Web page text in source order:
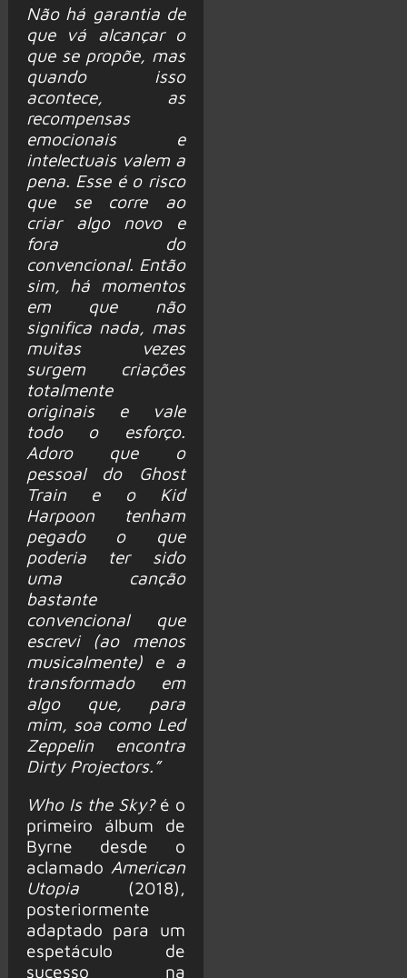
Não há garantia de
que vá alcançar o
que se propõe, mas
quando isso
acontece, as
recompensas
emocionais e
intelectuais valem a
pena. Esse é o risco
que se corre ao
criar algo novo e
fora do
convencional. Então
sim, há momentos
em que não
significa nada, mas
muitas vezes
surgem criações
totalmente
originais e vale
todo o esforço.
Adoro que o
pessoal do Ghost
Train e o Kid
Harpoon tenham
pegado o que
poderia ter sido
uma canção
bastante
convencional que
escrevi (ao menos
musicalmente) e a
transformado em
algo que, para
mim, soa como Led
Zeppelin encontra
Dirty Projectors.”
Who Is the Sky?é o
primeiro álbum de
Byrne desde o
aclamado American
Utopia(2018),
posteriormente
adaptado para um
espetáculo de
sucesso na